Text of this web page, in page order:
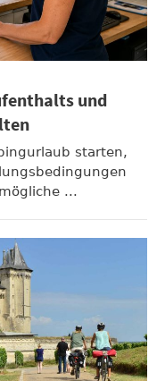
und
starten,
...